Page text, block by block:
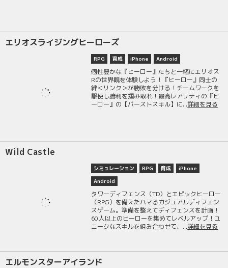
エリオスライジングヒーローズ
RPG 育成 iPhone Android
個性豊かな『ヒーロー』たちと一緒にエリオス
Rの世界観を体験しよう！『ヒーロー』同士の
絆＜リンク＞が勝敗を分ける！チームワークを
駆使し勝利を掴み取れ！最高レアリティの『ヒ
ーロー』の【バーストスキル】に...詳細を見る
Wild Castle
シミュレーション RPG 育成
iPhone
Android
タワーディフェンス（TD）とエピックヒーロー
（RPG）を備えたハマるカジュアルディフェン
スゲーム。準備を整えてディフェンスを計画！
60人以上のヒーローを集めてレベルアップ！ユ
ニークなスキルを組み合わせて、...詳細を見る
エルモンスターアイランド